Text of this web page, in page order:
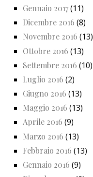
Gennaio 2017(11)
Dicembre 2016 (8)
Novembre 2016 (13)
Ottobre 2016 (13)
Settembre 2016 (10)
Luglio 2016 (2)
Giugno 2016 (13)
Maggio 2016 (13)
Aprile 2016 (9)
Marzo 2016 (13)
Febbraio 2016 (13)
Gennaio 2016 (9)